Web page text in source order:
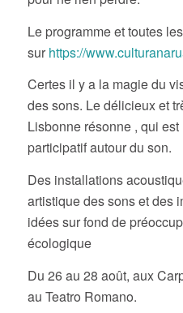
Le programme et toutes
sur https://
Certes il y a la magie du
des sons. Le délicieux et
Lisbonne résonne , qui
participatif autour du son.
Des installations
artistique des sons et des
idées sur fond de
écologique
Du 26 au 28 août, aux
au Teatro Romano.